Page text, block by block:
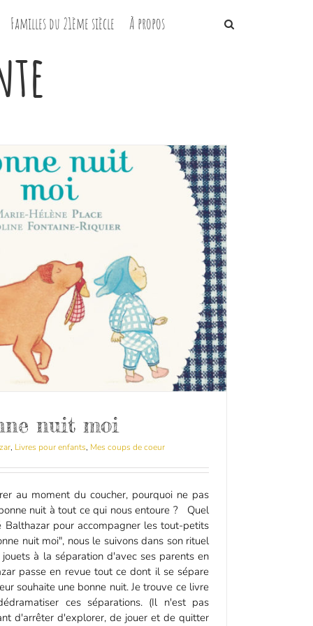
Familles du 21ème siècle À propos
nuit moi
, Livres pour enfants, Mes coups de coeur
au moment du coucher, pourquoi ne pas
nuit à tout ce qui nous entoure ? Quel
Balthazar pour accompagner les tout-petits
nuit moi", nous le suivons dans son rituel
à la séparation d'avec ses parents en
passe en revue tout ce dont il se sépare
souhaite une bonne nuit. Je trouve ce livre
ces séparations. (Il n'est pas
d'arrêter d'explorer, de jouer et de quitter